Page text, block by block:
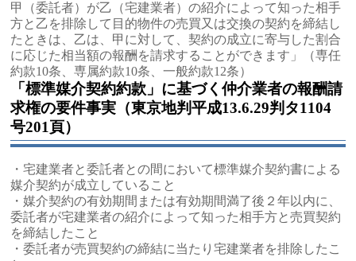
甲（委託者）が乙（宅建業者）の紹介によって知った相手
方と乙を排除して目的物件の売買又は交換の契約を締結し
たときは、乙は、甲に対して、契約の成立に寄与した割合
に応じた相当額の報酬を請求することができます」（専任
約款10条、専属約款10条、一般約款12条）
「標準媒介契約約款」に基づく仲介業者の報酬請
求権の要件事実（東京地判平成13.6.29判タ1104
号201頁）
・宅建業者と委託者との間において標準媒介契約書による
媒介契約が成立していること
・媒介契約の有効期間または有効期間満了後２年以内に、
委託者が宅建業者の紹介によって知った相手方と売買契約
を締結したこと
・委託者が売買契約の締結に当たり宅建業者を排除したこ